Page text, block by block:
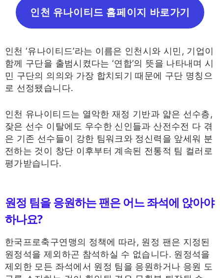
인천 유나이티드 홈페이지 바로가기
인천 ‘유나이티드’라는 이름은 인천시와 시민, 기업이
함께 구단을 출범시켰다는 ‘연합’의 뜻을 나타내며 시
민 구단의 의의와 가장 합치되기 때문에 구단 명칭으
로 선정됐습니다.
인천 유나이티드는 열악한 재정 기반과 얇은 선수층,
잦은 선수 이탈에도 우수한 신인들과 산전수전 다 겪
은 기존 선수들이 강한 팀워크와 정신력을 앞세워 분
전하는 것이 창단 이후부터 계속된 전통적 팀 컬러로
평가받습니다.
원정 팀을 응원하는 팬은 어느 좌석에 앉아야
하나요?
한국프로축구연맹의 정책에 따라, 원정 팬은 지정된
원정석을 제외하곤 참석하실 수 없습니다. 원정석을
제외한 모든 좌석에서 원정 팀을 응원하거나 응원 도